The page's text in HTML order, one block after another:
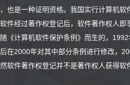
也是一种证明资格。我国实行计算机软
件经过著作权登记后，软件著作权人即
《计算机软件保护条例》而生的，
在2000年对其中部分条例进行修改，
件著作权登记并不是著作权人获得软